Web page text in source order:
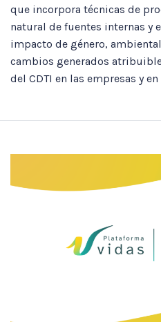
que incorpora técnicas de
natural de fuentes internas y
impacto de género,
cambios generados
del CDTI en las empresas y